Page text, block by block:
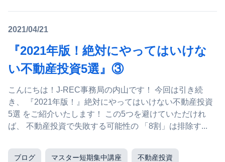
2021/04/21
『2021年版！絶対にやってはいけな
い不動産投資5選』③
こんにちは！J-REC事務局の内山です！ 今回は引き続
き、 『2021年版！』絶対にやってはいけない不動産投資
5選 をご紹介いたします！ この5つを避けていただけれ
ば、 不動産投資で失敗する可能性の 「8割」は排除す...
ブログ マスター短期集中講座 不動産投資